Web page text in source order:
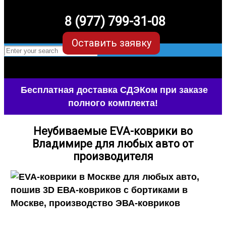
8 (977) 799-31-08
Оставить заявку
Бесплатная доставка СДЭКом при заказе
полного комплекта!
Неубиваемые EVA-коврики во
Владимире для любых авто от
производителя